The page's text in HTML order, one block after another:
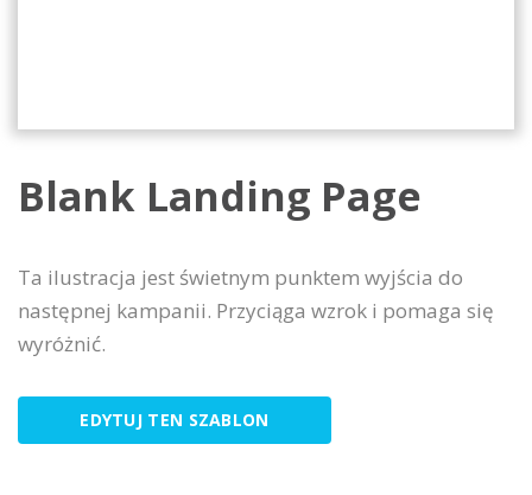
Blank Landing Page
Ta ilustracja jest świetnym punktem wyjścia do
następnej kampanii. Przyciąga wzrok i pomaga się
wyróżnić.
EDYTUJ TEN SZABLON